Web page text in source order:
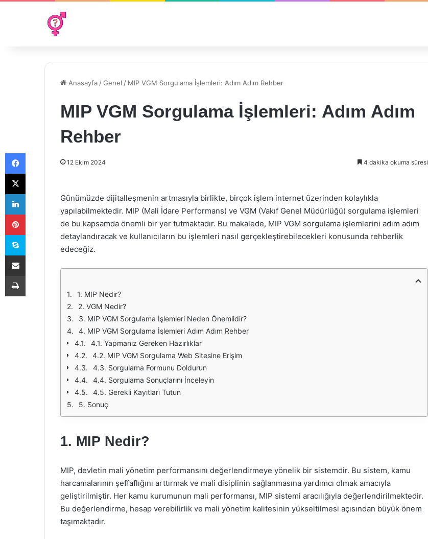
Anasayfa /Genel / MIP VGM Sorgulama İşlemleri: Adım Adım Rehber
MIP VGM Sorgulama İşlemleri: Adım Adım
Rehber
12 Ekim 2024 4 dakika okuma süresi
Günümüzde dijitalleşmenin artmasıyla birlikte, birçok işlem internet üzerinden kolaylıkla
yapılabilmektedir. MIP (Mali İdare Performans) ve VGM (Vakıf Genel Müdürlüğü) sorgulama işlemleri
de bu kapsamda önemli bir yer tutmaktadır. Bu makalede, MIP VGM sorgulama işlemlerini adım adım
detaylandıracak ve kullanıcıların bu işlemleri nasıl gerçekleştirebilecekleri konusunda rehberlik
edeceğiz.
1. MIP Nedir?
2. VGM Nedir?
3. MIP VGM Sorgulama İşlemleri Neden Önemlidir?
4. MIP VGM Sorgulama İşlemleri Adım Adım Rehber
4.1. Yapmanız Gereken Hazırlıklar
4.2. MIP VGM Sorgulama Web Sitesine Erişim
4.3. Sorgulama Formunu Doldurun
4.4. Sorgulama Sonuçlarını İnceleyin
4.5. Gerekli Kayıtları Tutun
5. Sonuç
1. MIP Nedir?
MIP, devletin mali yönetim performansını değerlendirmeye yönelik bir sistemdir. Bu sistem, kamu
harcamalarının şeffaflığını arttırmak ve mali disiplinin sağlanmasına yardımcı olmak amacıyla
geliştirilmiştir. Her kamu kurumunun mali performansı, MIP sistemi aracılığıyla değerlendirilmektedir.
Bu değerlendirme, hesap verebilirlik ve mali yönetim kalitesinin yükseltilmesi açısından büyük önem
taşımaktadır.
Facebook
X
LinkedIn
Pinterest
Skype
E-Posta ile paylaş